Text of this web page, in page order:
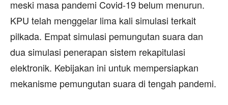
meski masa pandemi Covid-19 belum menurun.
KPU telah menggelar lima kali simulasi terkait
pilkada. Empat simulasi pemungutan suara dan
dua simulasi penerapan sistem rekapitulasi
elektronik. Kebijakan ini untuk mempersiapkan
mekanisme pemungutan suara di tengah pandemi.